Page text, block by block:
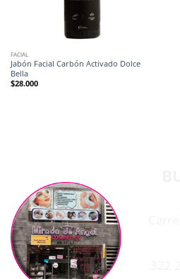
FACIAL
Jabón Facial Carbón Activado Dolce
Bella
$28.000